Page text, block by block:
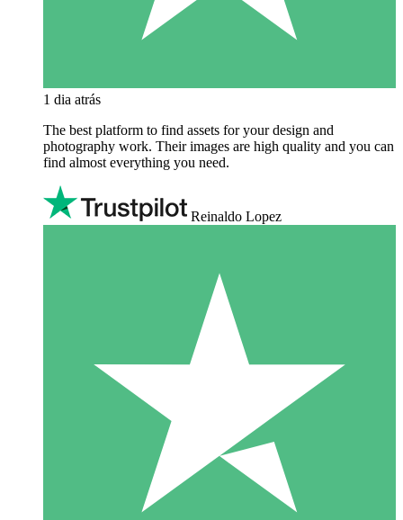
1 dia atrás
The best platform to find assets for your design and
photography work. Their images are high quality and you can
find almost everything you need.
Reinaldo Lopez